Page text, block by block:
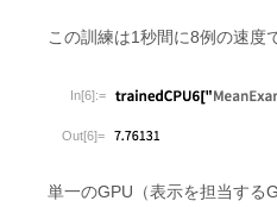
この訓練は1秒間に8例の速度
In[6]:=
Out[6]=
単一のGPU（表示を担当する